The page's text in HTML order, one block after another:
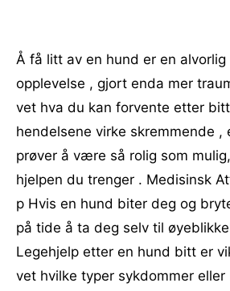
Å få litt av en hund er en
opplevelse , gjort enda mer
vet hva du kan forvente etter
hendelsene virke skremmende ,
prøver å være så rolig som
hjelpen du trenger . Medisinsk
p Hvis en hund biter deg og
på tide å ta deg selv til
Legehjelp etter en hund bitt er
vet hvilke typer sykdommer